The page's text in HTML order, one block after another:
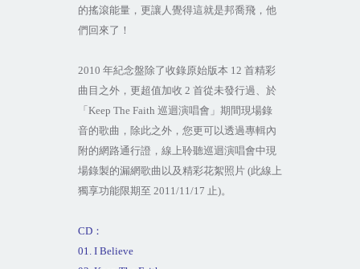
的搖滾能量，更讓人覺得這就是邦喬飛，他
們回來了！
2010 年紀念盤除了收錄原始版本 12 首精彩
曲目之外，更超值加收 2 首從未發行過、於
「 Keep The Faith 巡迴演唱會」期間現場錄
音的歌曲，除此之外，您更可以透過專輯內
附的網路通行證，線上聆聽巡迴演唱會中現
場錄製的漏網歌曲以及精彩花絮照片 (此線上
獨享功能限期至 2011/11/17 止)。
CD：
01. I Believe